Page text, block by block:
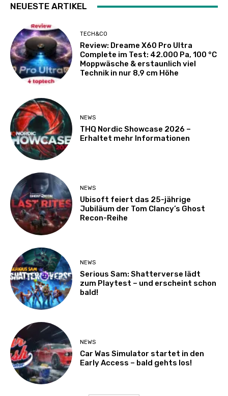
NEUESTE ARTIKEL
TECH&CO
Review: Dreame X60 Pro Ultra
Complete im Test: 42.000 Pa, 100 °C
Moppwäsche & erstaunlich viel
Technik in nur 8,9 cm Höhe
NEWS
THQ Nordic Showcase 2026 –
Erhaltet mehr Informationen
NEWS
Ubisoft feiert das 25-jährige
Jubiläum der Tom Clancy’s Ghost
Recon-Reihe
NEWS
Serious Sam: Shatterverse lädt
zum Playtest – und erscheint schon
bald!
NEWS
Car Was Simulator startet in den
Early Access – bald gehts los!